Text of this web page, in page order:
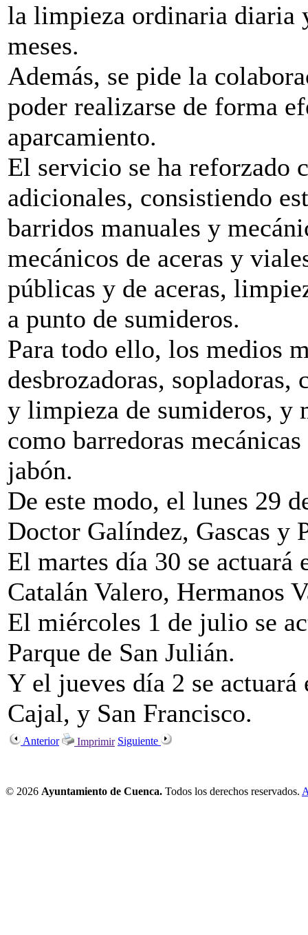
la limpieza ordinaria diaria
meses.
Además, se pide la
poder realizarse de forma
aparcamiento.
El servicio se ha reforzado
adicionales, consistiendo
barridos manuales y
mecánicos de aceras y
públicas y de aceras,
a punto de sumideros.
Para todo ello, los medios
desbrozadoras,
y limpieza de sumideros, y
como barredoras
jabón.
De este modo, el lunes 29
Doctor Galíndez, Gascas y
El martes día 30 se
Catalán Valero, Hermanos
El miércoles 1 de julio se
Parque de San Julián.
Y el jueves día 2 se
Cajal, y San Francisco.
Anterior Imprimir Siguiente
© 2026 Ayuntamiento de Cuenca. Todos los derechos reservados.